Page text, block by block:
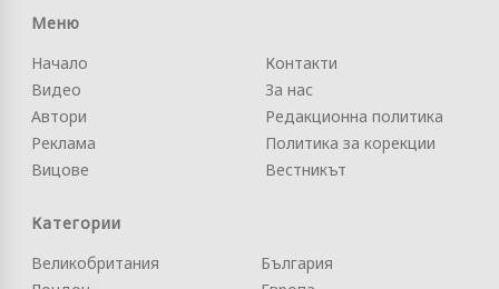
Меню
Начало
Видео
Автори
Реклама
Вицове
Контакти
За нас
Редакционна политика
Политика за корекции
Вестникът
Категории
Великобритания
България